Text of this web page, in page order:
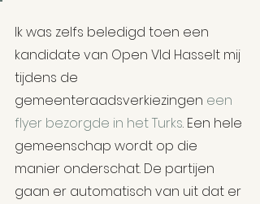
Ik was zelfs beledigd toen een
kandidate van Open Vld Hasselt mij
tijdens de
gemeenteraadsverkiezingen een
flyer bezorgde in het Turks. Een hele
gemeenschap wordt op die
manier onderschat. De partijen
gaan er automatisch van uit dat er